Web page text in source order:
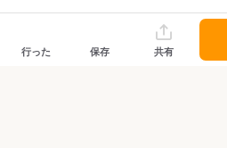
行った 保存 共有